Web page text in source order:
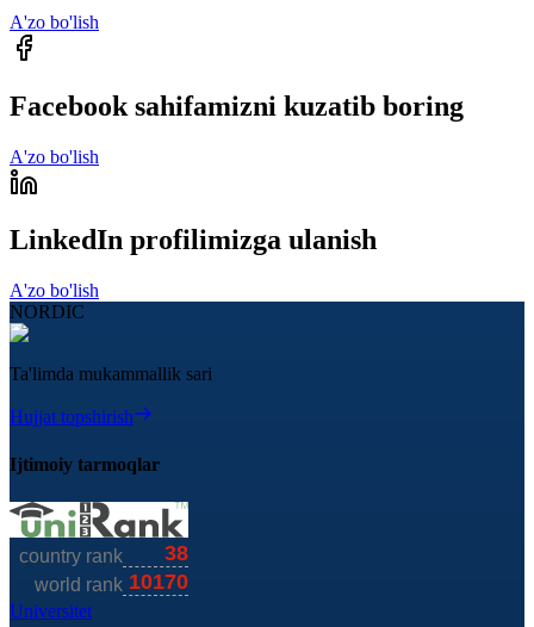
A'zo bo'lish
Facebook sahifamizni kuzatib boring
A'zo bo'lish
LinkedIn profilimizga ulanish
A'zo bo'lish
NORDIC
Ta'limda mukammallik sari
Hujjat topshirish
Ijtimoiy tarmoqlar
Universitet